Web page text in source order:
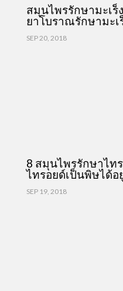
สมุนไพรรักษามะเร็
ยาโบราณรักษามะเ
SEP 20, 2018
8 สมุนไพรรักษาไท
ไทรอยด์เป็นพิษได้อ
SEP 19, 2018